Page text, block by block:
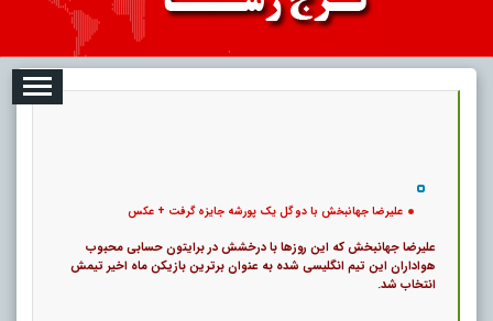
علیرضا جهانبخش با دو گل یک پورشه جایزه گرفت + عکس
علیرضا جهانبخش که این روزها با درخشش در برایتون حسابی محبوب
هواداران این تیم انگلیسی شده به عنوان برترین بازیکن ماه اخیر تیمش
انتخاب شد.